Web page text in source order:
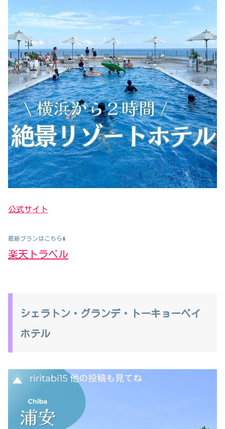
公式サイト
最新プランはこちら⬇️
楽天トラベル
シェラトン・グランデ・トーキョーベイ
ホテル